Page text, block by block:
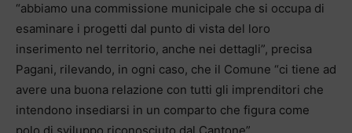
“abbiamo una commissione municipale che si occupa di
esaminare i progetti dal punto di vista del loro
inserimento nel territorio, anche nei dettagli”, precisa
Pagani, rilevando, in ogni caso, che il Comune “ci tiene ad
avere una buona relazione con tutti gli imprenditori che
intendono insediarsi in un comparto che figura come